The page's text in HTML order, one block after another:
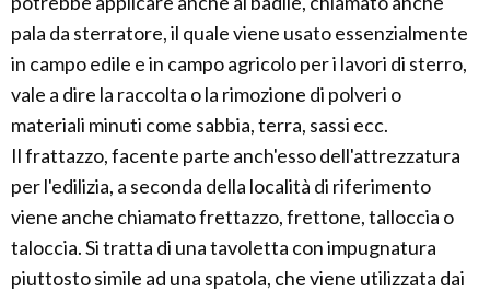
pala da sterratore, il quale viene usato essenzialmente
in campo edile e in campo agricolo per i lavori di sterro,
vale a dire la raccolta o la rimozione di polveri o
materiali minuti come sabbia, terra, sassi ecc.
Il frattazzo, facente parte anch'esso dell'attrezzatura
per l'edilizia, a seconda della località di riferimento
viene anche chiamato frettazzo, frettone, talloccia o
taloccia. Si tratta di una tavoletta con impugnatura
piuttosto simile ad una spatola, che viene utilizzata dai